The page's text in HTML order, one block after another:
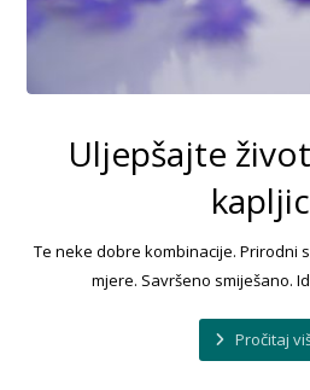
Uljepšajte
Te neke dobre kombinacije. Prirodni
mjere. Savršeno smiješano.
Pročitaj